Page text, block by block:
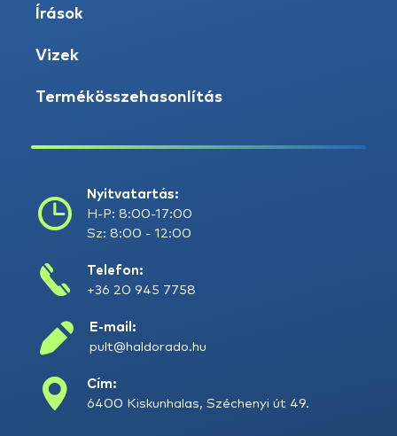
Írások
Vizek
Termékösszehasonlítás
Nyitvatartás:
H-P: 8:00-17:00
Sz: 8:00 - 12:00
Telefon:
+36 20 945 7758
E-mail:
pult@haldorado.hu
Cím:
6400 Kiskunhalas, Széchenyi út 49.